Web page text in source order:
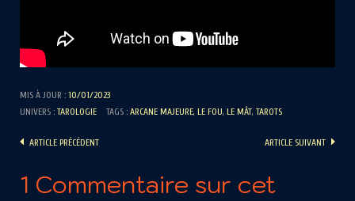
MIS À JOUR : 10/01/2023
UNIVERS : TAROLOGIE TAGS : ARCANE MAJEURE, LE FOU, LE MÂT, TAROTS
ARTICLE PRÉCÉDENT ARTICLE SUIVANT
1 Commentaire sur cet